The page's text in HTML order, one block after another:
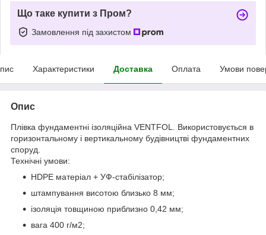
Що таке купити з Пром?
Замовлення під захистом
Характеристики Доставка Оплата Умови
Опис
Плівка фундаментні ізоляційна VENTFOL. Використовується в
горизонтальному і вертикальному будівництві фундаментних
споруд.
Технічні умови:
HDPE матеріал + УФ-стабілізатор;
штампування висотою близько 8 мм;
ізоляція товщиною приблизно 0,42 мм;
вага 400 г/м2;